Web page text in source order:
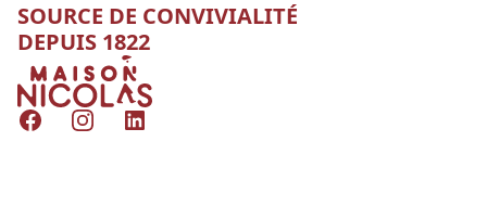
SOURCE DE CONVIVIALITÉ
DEPUIS 1822
Nicolas
FacebookInstagramLinkedIn